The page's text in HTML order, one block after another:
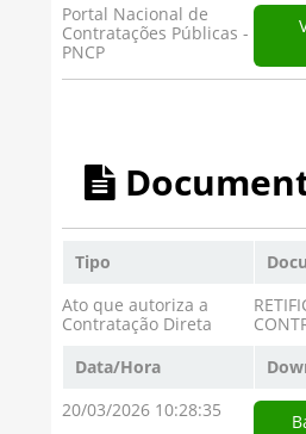
Portal Nacional de
Contratações Públicas -
PNCP
Tipo
Ato que autoriza a
Contratação Direta
Data/Hora
20/03/2026 10:28:35